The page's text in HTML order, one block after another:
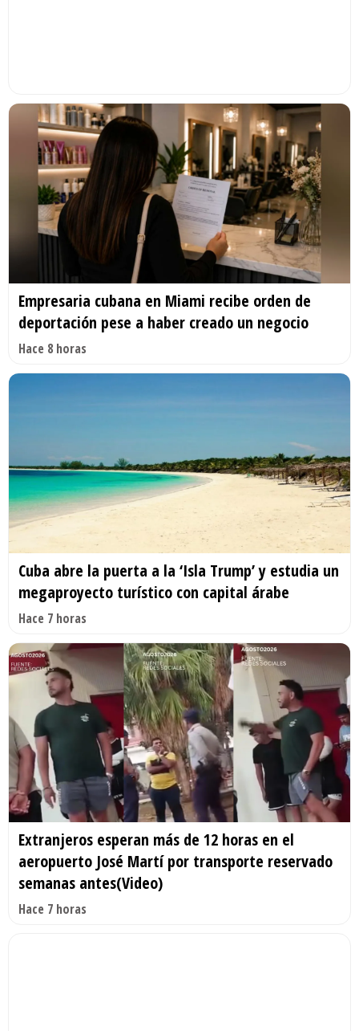
Empresaria cubana en Miami recibe orden de
deportación pese a haber creado un negocio
Hace 8 horas
Cuba abre la puerta a la ‘Isla Trump’ y estudia un
megaproyecto turístico con capital árabe
Hace 7 horas
Extranjeros esperan más de 12 horas en el
aeropuerto José Martí por transporte reservado
semanas antes(Video)
Hace 7 horas